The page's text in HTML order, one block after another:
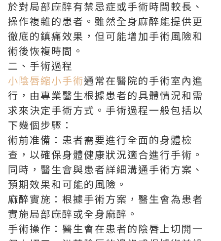
於對局部麻醉有禁忌症或手術時間較長、
操作複雜的患者。雖然全身麻醉能提供更
徹底的鎮痛效果，但可能增加手術風險和
術後恢複時間。
二、手術過程
小陰唇縮小手術通常在醫院的手術室內進
行，由專業醫生根據患者的具體情況和需
求來決定手術方式。手術過程一般包括以
下幾個步驟：
術前准備：患者需要進行全面的身體檢
查，以確保身體健康狀況適合進行手術。
同時，醫生會與患者詳細溝通手術方案、
預期效果和可能的風險。
麻醉實施：根據手術方案，醫生會為患者
實施局部麻醉或全身麻醉。
手術操作：醫生會在患者的陰唇上切開一